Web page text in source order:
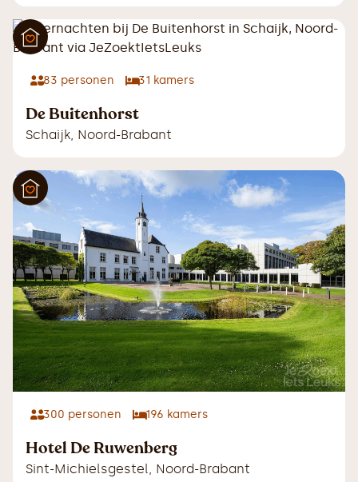
83 personen 31 kamers
De Buitenhorst
Schaijk, Noord-Brabant
300 personen 196 kamers
Hotel De Ruwenberg
Sint-Michielsgestel, Noord-Brabant